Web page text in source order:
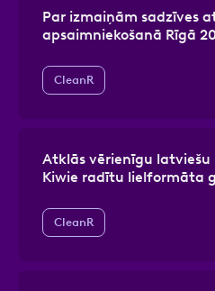
Par izmaiņām sadzīves
apsaimniekošanā Rīgā
CleanR
Atklās vērienīgu latviešu
Kiwie radītu lielformāta
CleanR